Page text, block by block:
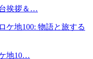
挨拶＆…
地10…